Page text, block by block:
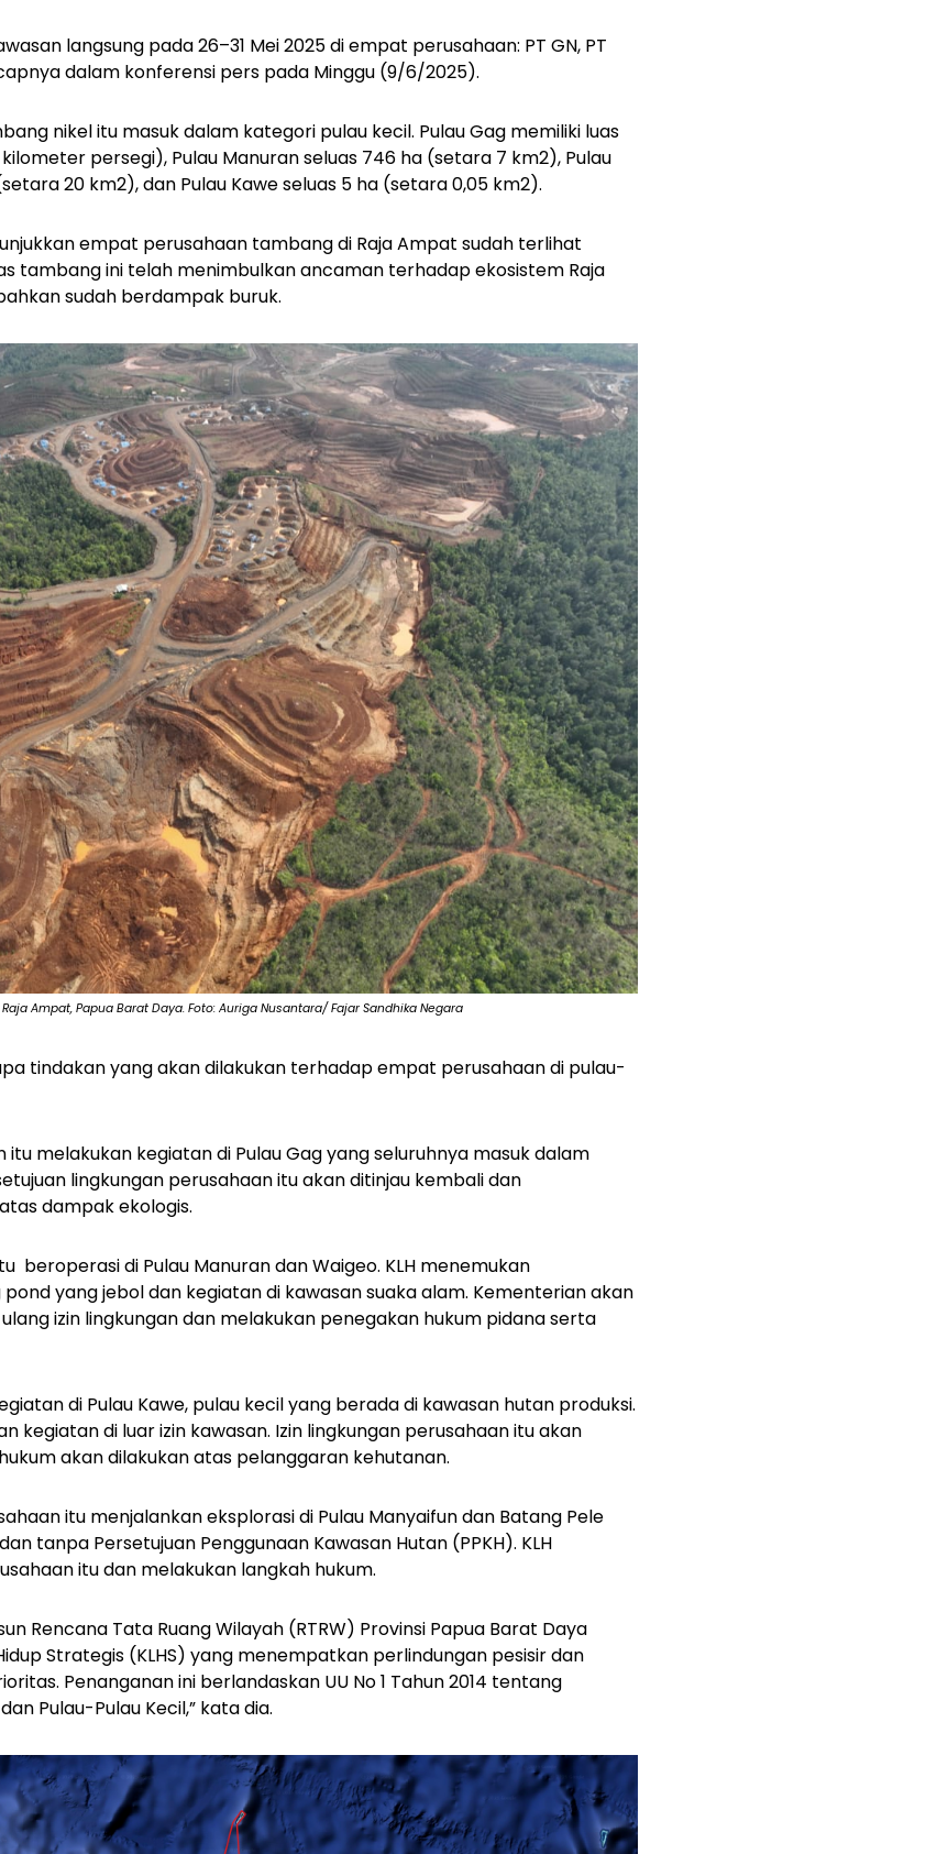
langsung pada 26–31 Mei 2025 di empat perusahaan: PT GN, PT
ucapnya dalam konferensi pers pada Minggu (9/6/2025).
nikel itu masuk dalam kategori pulau kecil. Pulau Gag memiliki luas
persegi), Pulau Manuran seluas 746 ha (setara 7 km2), Pulau
20 km2), dan Pulau Kawe seluas 5 ha (setara 0,05 km2).
empat perusahaan tambang di Raja Ampat sudah terlihat
tambang ini telah menimbulkan ancaman terhadap ekosistem Raja
sudah berdampak buruk.
Ampat, Papua Barat Daya. Foto: Auriga Nusantara/ Fajar Sandhika Negara
tindakan yang akan dilakukan terhadap empat perusahaan di pulau-
itu melakukan kegiatan di Pulau Gag yang seluruhnya masuk dalam
lingkungan perusahaan itu akan ditinjau kembali dan
dampak ekologis.
beroperasi di Pulau Manuran dan Waigeo. KLH menemukan
yang jebol dan kegiatan di kawasan suaka alam. Kementerian akan
izin lingkungan dan melakukan penegakan hukum pidana serta
di Pulau Kawe, pulau kecil yang berada di kawasan hutan produksi.
kegiatan di luar izin kawasan. Izin lingkungan perusahaan itu akan
akan dilakukan atas pelanggaran kehutanan.
itu menjalankan eksplorasi di Pulau Manyaifun dan Batang Pele
tanpa Persetujuan Penggunaan Kawasan Hutan (PPKH). KLH
itu dan melakukan langkah hukum.
Rencana Tata Ruang Wilayah (RTRW) Provinsi Papua Barat Daya
Strategis (KLHS) yang menempatkan perlindungan pesisir dan
Penanganan ini berlandaskan UU No 1 Tahun 2014 tentang
Pulau-Pulau Kecil,” kata dia.